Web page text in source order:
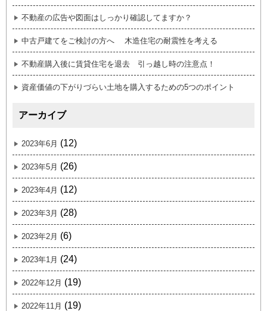
不動産の広告や図面はしっかり確認してますか？
中古戸建てをご検討の方へ 木造住宅の耐震性を考える
不動産購入後に賃貸住宅を退去 引っ越し時の注意点！
資産価値の下がりづらい土地を購入するための5つのポイント
アーカイブ
2023年6月 (12)
2023年5月 (26)
2023年4月 (12)
2023年3月 (28)
2023年2月 (6)
2023年1月 (24)
2022年12月 (19)
2022年11月 (19)